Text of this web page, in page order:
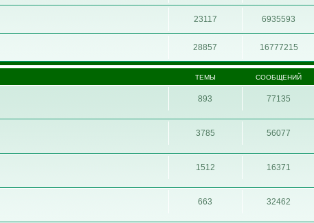
23117 6935593
28857 16777215
ТЕМЫ СООБЩЕНИЙ
893 77135
3785 56077
1512 16371
663 32462